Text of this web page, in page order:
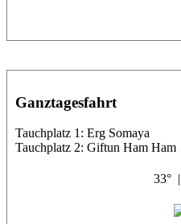
Ganztagesfahrt
Tauchplatz 1: Erg Somaya
Tauchplatz 2: Giftun Ham Ham
33°